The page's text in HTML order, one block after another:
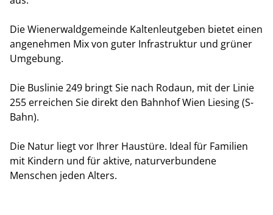
Die Wienerwaldgemeinde Kaltenleutgeben bietet einen
angenehmen Mix von guter Infrastruktur und grüner
Umgebung.
Die Buslinie 249 bringt Sie nach Rodaun, mit der Linie
255 erreichen Sie direkt den Bahnhof Wien Liesing (S-
Bahn).
Die Natur liegt vor Ihrer Haustüre. Ideal für Familien
mit Kindern und für aktive, naturverbundene
Menschen jeden Alters.